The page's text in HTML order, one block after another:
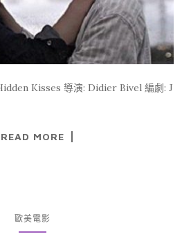
Kisses 導演: Didier Bivel 編劇: J
READ MORE
歐美電影